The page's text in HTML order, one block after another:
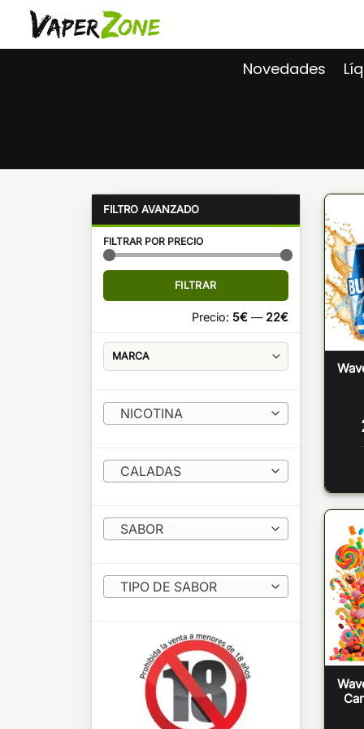
Saltar
contenido
Novedades
FILTRAR POR PRECIO
Precio
Precio
FILTRAR
Precio: 5€— 22€
NICOTINA
CALADAS
SABOR
TIPO DE SABOR